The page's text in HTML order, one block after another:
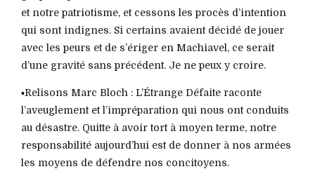
et notre patriotisme, et cessons les procès d’intention
qui sont indignes. Si certains avaient décidé de jouer
avec les peurs et de s’ériger en Machiavel, ce serait
d’une gravité sans précédent. Je ne peux y croire.
▪️Relisons Marc Bloch : L’Étrange Défaite raconte
l’aveuglement et l’impréparation qui nous ont conduits
au désastre. Quitte à avoir tort à moyen terme, notre
responsabilité aujourd’hui est de donner à nos armées
les moyens de défendre nos concitoyens.